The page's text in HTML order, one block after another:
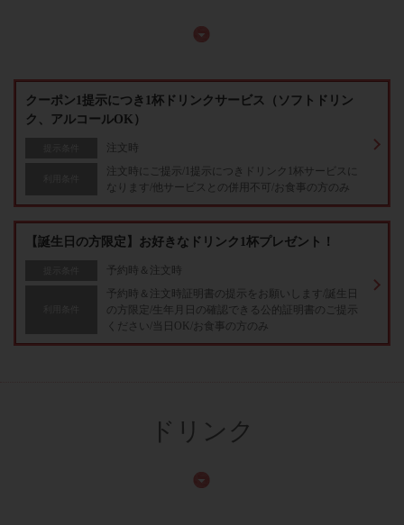
クーポン1提示につき1杯ドリンクサービス（ソフトドリン
ク、アルコールOK）
注文時
注文時にご提示/1提示につきドリンク1杯サービスに
なります/他サービスとの併用不可/お食事の方のみ
【誕生日の方限定】お好きなドリンク1杯プレゼント！
予約時＆注文時
予約時＆注文時証明書の提示をお願いします/誕生日
の方限定/生年月日の確認できる公的証明書のご提示
ください/当日OK/お食事の方のみ
ドリンク